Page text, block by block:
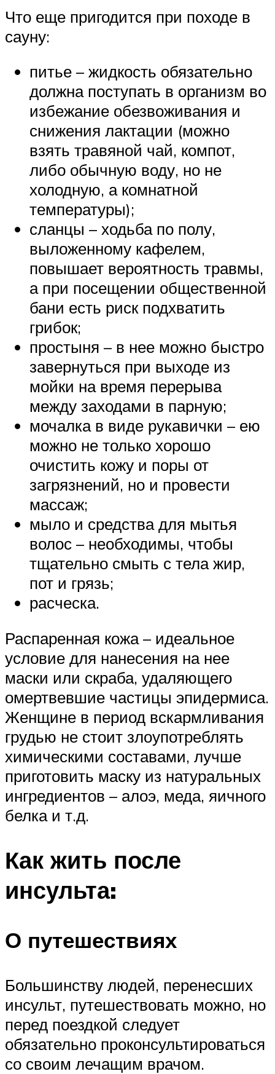
Что еще пригодится при походе в
сауну:
питье – жидкость обязательно
должна поступать в организм во
избежание обезвоживания и
снижения лактации (можно
взять травяной чай, компот,
либо обычную воду, но не
холодную, а комнатной
температуры);
сланцы – ходьба по полу,
выложенному кафелем,
повышает вероятность травмы,
а при посещении общественной
бани есть риск подхватить
грибок;
простыня – в нее можно быстро
завернуться при выходе из
мойки на время перерыва
между заходами в парную;
мочалка в виде рукавички – ею
можно не только хорошо
очистить кожу и поры от
загрязнений, но и провести
массаж;
мыло и средства для мытья
волос – необходимы, чтобы
тщательно смыть с тела жир,
пот и грязь;
расческа.
Распаренная кожа – идеальное
условие для нанесения на нее
маски или скраба, удаляющего
омертвевшие частицы эпидермиса.
Женщине в период вскармливания
грудью не стоит злоупотреблять
химическими составами, лучше
приготовить маску из натуральных
ингредиентов – алоэ, меда, яичного
белка и т.д.
Как жить после
инсульта:
О путешествиях
Большинству людей, перенесших
инсульт, путешествовать можно, но
перед поездкой следует
обязательно проконсультироваться
со своим лечащим врачом.